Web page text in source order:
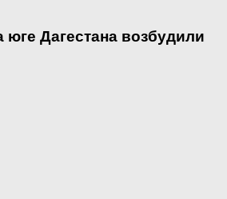
юге Дагестана возбудили